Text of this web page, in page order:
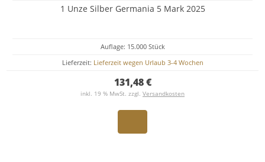
1 Unze Silber Germania 5 Mark 2025
Auflage: 15.000 Stück
Lieferzeit: Lieferzeit wegen Urlaub 3-4 Wochen
131,48 €
inkl. 19 % MwSt. zzgl. Versandkosten